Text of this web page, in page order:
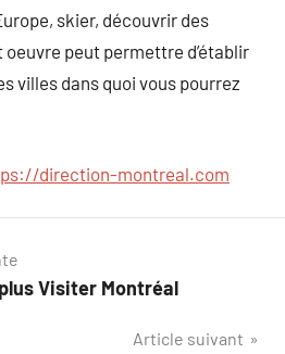
skier, découvrir des
oeuvre peut permettre d’établir
villes dans quoi vous pourrez
direction-montreal.com
Visiter Montréal
Article suivant